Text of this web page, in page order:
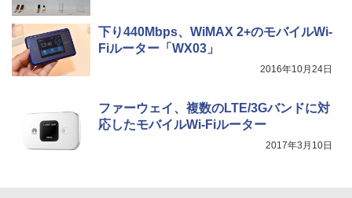
下り440Mbps、WiMAX 2+のモバイルWi-
Fiルーター「WX03」
2016年10月24日
ファーウェイ、複数のLTE/3Gバンドに対
応したモバイルWi-Fiルーター
2017年3月10日